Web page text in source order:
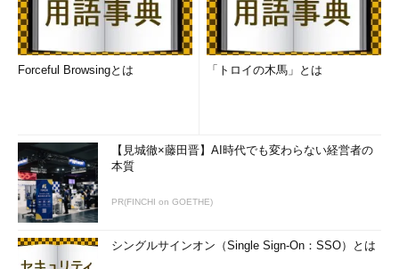
Forceful Browsingとは 「トロイの木馬」とは
【見城徹×藤田晋】AI時代でも変わらない経営者の
本質
PR(FINCHI on GOETHE)
シングルサインオン（Single Sign-On：SSO）とは